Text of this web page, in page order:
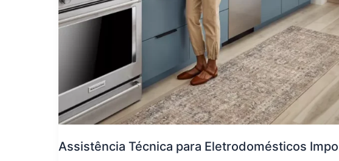
Assistência Técnica para Eletrodomésticos